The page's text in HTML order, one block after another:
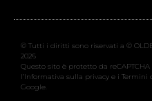
© Tutti i diritti sono riservati a ©
2026
Questo sito è protetto da
l’Informativa sulla privacy e i Termini
Google.